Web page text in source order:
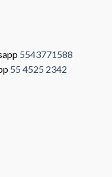
5543771588
55 4525 2342